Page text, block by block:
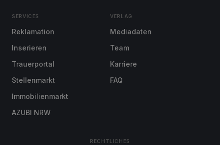
SERVICES
Reklamation
Inserieren
Trauerportal
Stellenmarkt
Immobilienmarkt
AZUBI NRW
VERLAG
Mediadaten
Team
Karriere
FAQ
RECHTLICHES